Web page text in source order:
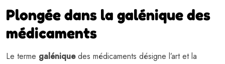
Plongée dans la galénique des
médicaments
Le terme galéniquedes médicaments désigne l’art et la